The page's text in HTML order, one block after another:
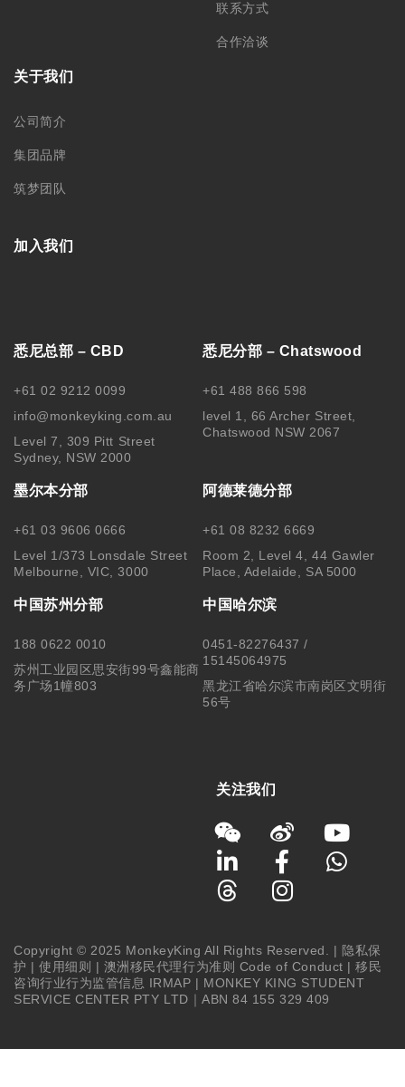
联系方式
合作洽谈
关于我们
公司简介
集团品牌
筑梦团队
加入我们
悉尼总部 – CBD
+61 02 9212 0099
info@monkeyking.com.au
Level 7, 309 Pitt Street
Sydney, NSW 2000
悉尼分部 – Chatswood
+61 488 866 598
level 1, 66 Archer Street,
Chatswood NSW 2067
墨尔本分部
+61 03 9606 0666
Level 1/373 Lonsdale Street
Melbourne, VIC, 3000
阿德莱德分部
+61 08 8232 6669
Room 2, Level 4, 44 Gawler
Place, Adelaide, SA 5000
中国苏州分部
188 0622 0010
苏州工业园区思安街99号鑫能商
务广场1幢803
中国哈尔滨
0451-82276437 /
15145064975
黑龙江省哈尔滨市南岗区文明街
56号
关注我们
Copyright © 2025 MonkeyKing All Rights Reserved. | 隐私保
护 |使用细则 | 澳洲移民代理行为准则 Code of Conduct |移民
咨询行业行为监管信息 IRMAP | MONKEY KING STUDENT
SERVICE CENTER PTY LTD｜ABN 84 155 329 409